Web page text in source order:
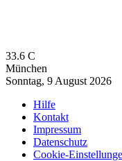
33.6 C
München
Sonntag, 9 August 2026
Hilfe
Kontakt
Impressum
Datenschutz
Cookie-